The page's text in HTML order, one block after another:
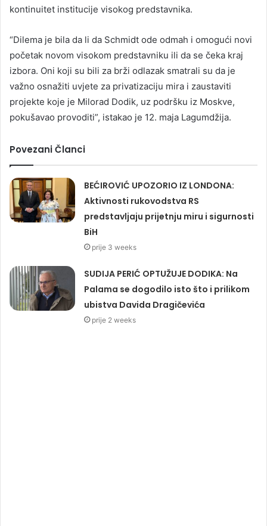
kontinuitet institucije visokog predstavnika.
“Dilema je bila da li da Schmidt ode odmah i omogući novi
početak novom visokom predstavniku ili da se čeka kraj
izbora. Oni koji su bili za brži odlazak smatrali su da je
važno osnažiti uvjete za privatizaciju mira i zaustaviti
projekte koje je Milorad Dodik, uz podršku iz Moskve,
pokušavao provoditi”, istakao je 12. maja Lagumdžija.
Povezani Članci
BEĆIROVIĆ UPOZORIO IZ LONDONA:
Aktivnosti rukovodstva RS
predstavljaju prijetnju miru i sigurnosti
BiH
prije 3 weeks
SUDIJA PERIĆ OPTUŽUJE DODIKA: Na
Palama se dogodilo isto što i prilikom
ubistva Davida Dragičevića
prije 2 weeks